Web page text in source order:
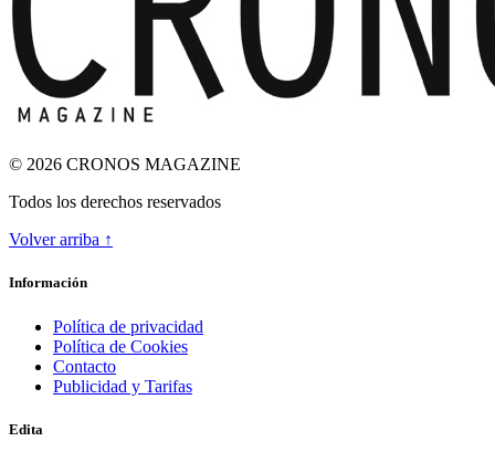
© 2026 CRONOS MAGAZINE
Todos los derechos reservados
Volver arriba ↑
Información
Política de privacidad
Política de Cookies
Contacto
Publicidad y Tarifas
Edita